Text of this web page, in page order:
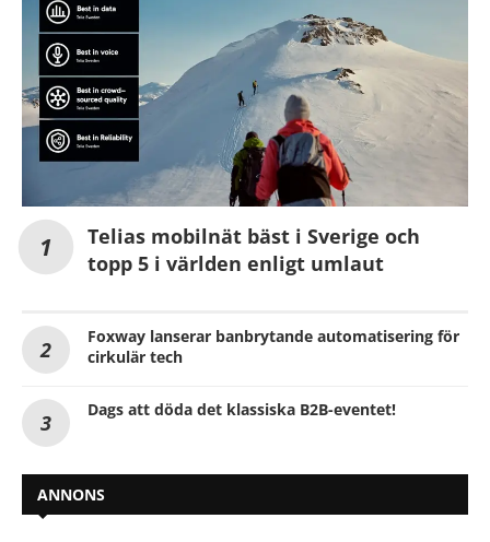
Telias mobilnät bäst i Sverige och
topp 5 i världen enligt umlaut
Foxway lanserar banbrytande automatisering för
cirkulär tech
Dags att döda det klassiska B2B-eventet!
ANNONS